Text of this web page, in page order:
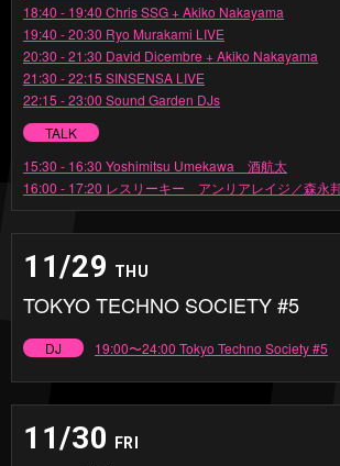
18:40 - 19:40 Chris SSG + Akiko Nakayama
19:40 - 20:30 Ryo Murakami LIVE
20:30 - 21:30 David Dicembre + Akiko Nakayama
21:30 - 22:15 SINSENSA LIVE
22:15 - 23:00 Sound Garden DJs
TALK
15:30 - 16:30 Yoshimitsu Umekawa 酒航太
16:00 - 17:20 レスリーキー アンリアレイジ／森永
11/29 THU
TOKYO TECHNO SOCIETY #5
DJ 19:00〜24:00 Tokyo Techno Society #5
11/30 FRI